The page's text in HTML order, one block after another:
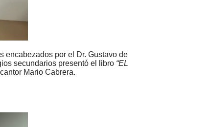
encabezados por el Dr. Gustavo de
secundarios presentó el libro “EL
Mario Cabrera.